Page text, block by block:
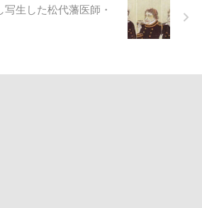
生した松代藩医師・